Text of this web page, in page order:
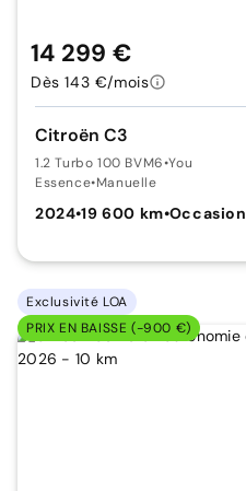
Citroën C3
1.2 Turbo 100 BVM6•You
Essence•Manuelle
2024•19 600 km•Occasion
14 299 €
Dès 143 €/mois
Exclusivité LOA
PRIX EN BAISSE (-900 €)